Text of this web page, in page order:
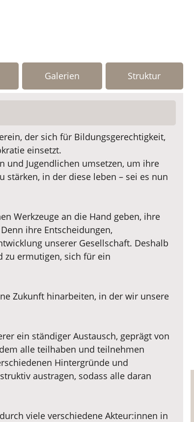
Galerien Struktur
der sich für Bildungsgerechtigkeit,
einsetzt.
und Jugendlichen umsetzen, um ihre
stärken, in der diese leben – sei es nun
Werkzeuge an die Hand geben, ihre
ihre Entscheidungen,
unserer Gesellschaft. Deshalb
zu ermutigen, sich für ein
Zukunft hinarbeiten, in der wir unsere
ein ständiger Austausch, geprägt von
alle teilhaben und teilnehmen
Hintergründe und
austragen, sodass alle daran
viele verschiedene Akteur:innen in